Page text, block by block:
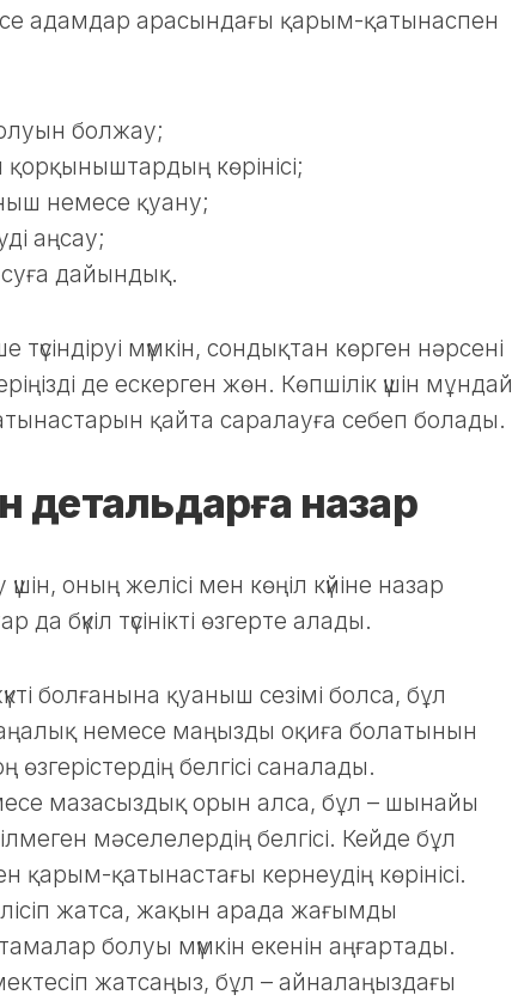
адамдар арасындағы қарым-қатынаспен
болжау;
көрінісі;
немесе қуану;
аңсау;
дайындық.
түсіндіруі мүмкін, сондықтан көрген нәрсені
де ескерген жөн. Көпшілік үшін мұндай
қайта саралауға себеп болады.
детальдарға назар
оның желісі мен көңіл күйіне назар
бүкіл түсінікті өзгерте алады.
болғанына қуаныш сезімі болса, бұл
немесе маңызды оқиға болатынын
өзгерістердің белгісі саналады.
мазасыздық орын алса, бұл – шынайы
мәселелердің белгісі. Кейде бұл
қарым-қатынастағы кернеудің көрінісі.
жатса, жақын арада жағымды
болуы мүмкін екенін аңғартады.
жатсаңыз, бұл – айналаңыздағы